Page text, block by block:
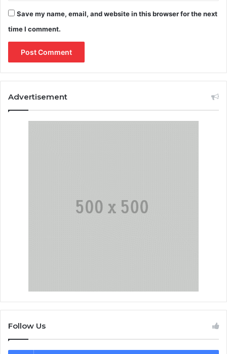
Save my name, email, and website in this browser for the next
time I comment.
Advertisement
Follow Us